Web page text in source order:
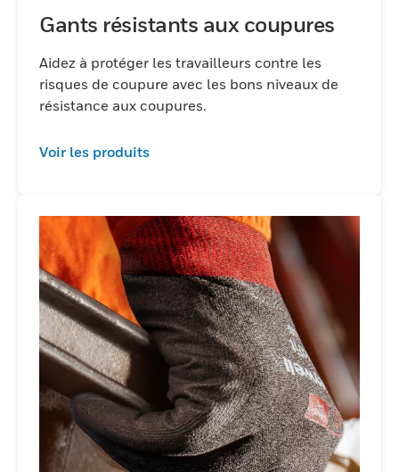
Gants résistants aux coupures
Aidez à protéger les travailleurs contre les
risques de coupure avec les bons niveaux de
résistance aux coupures.
Voir les produits